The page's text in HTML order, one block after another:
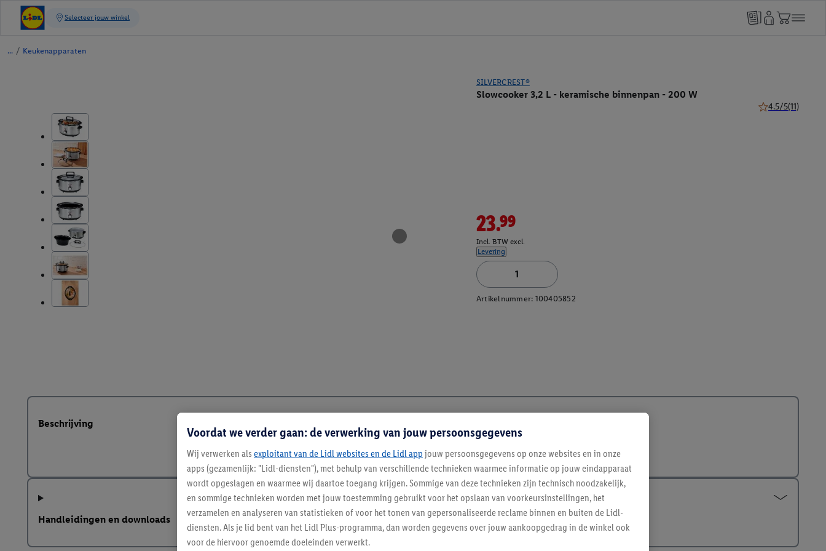
/ Keukenapparaten
SILVERCREST®
Slowcooker 3,2 L - keramische binnenpan - 200 W
4.5/5(11)
23.99
Incl. BTW excl.
Levering
Artikelnummer: 100405852
Beschrijving
Handleidingen en downloads
Voordat we verder gaan: de verwerking van jouw persoonsgegevens
Wij verwerken als exploitant van de Lidl websites en de Lidl app jouw persoonsgegevens op onze websites en in onze
apps (gezamenlijk: "Lidl-diensten"), met behulp van verschillende technieken waarmee informatie op jouw eindapparaat
wordt opgeslagen en waarmee wij daartoe toegang krijgen. Sommige van deze technieken zijn technisch noodzakelijk,
en sommige technieken worden met jouw toestemming gebruikt voor het opslaan van voorkeursinstellingen, het
verzamelen en analyseren van statistieken of voor het tonen van gepersonaliseerde reclame binnen en buiten de Lidl-
diensten. Als je lid bent van het Lidl Plus-programma, dan worden gegevens over jouw aankoopgedrag in de winkel ook
voor de hiervoor genoemde doeleinden verwerkt.